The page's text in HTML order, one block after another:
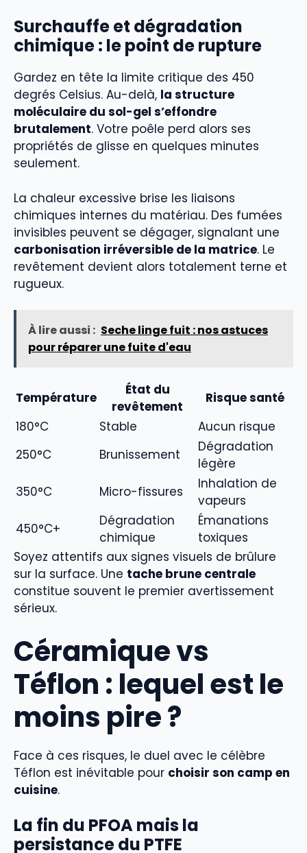
Surchauffe et dégradation
chimique : le point de rupture
Gardez en tête la limite critique des 450
degrés Celsius. Au-delà, la structure
moléculaire du sol-gel s’effondre
brutalement. Votre poêle perd alors ses
propriétés de glisse en quelques minutes
seulement.
La chaleur excessive brise les liaisons
chimiques internes du matériau. Des fumées
invisibles peuvent se dégager, signalant une
carbonisation irréversible de la matrice. Le
revêtement devient alors totalement terne et
rugueux.
À lire aussi : Seche linge fuit : nos astuces
pour réparer une fuite d'eau
Température
État du
revêtement
Risque santé
180°C
Stable
Aucun risque
250°C
Brunissement
Dégradation
légère
350°C
Micro-fissures
Inhalation de
vapeurs
450°C+
Dégradation
chimique
Émanations
toxiques
Soyez attentifs aux signes visuels de brûlure
sur la surface. Une tache brune centrale
constitue souvent le premier avertissement
sérieux.
Céramique vs
Téflon : lequel est le
moins pire ?
Face à ces risques, le duel avec le célèbre
Téflon est inévitable pour choisir son camp en
cuisine.
La fin du PFOA mais la
persistance du PTFE